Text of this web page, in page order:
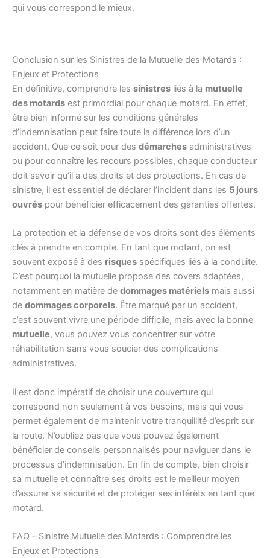
qui vous correspond le mieux.
Conclusion sur les Sinistres de la Mutuelle des Motards :
Enjeux et Protections
En définitive, comprendre les sinistres liés à la mutuelle
des motards est primordial pour chaque motard. En effet,
être bien informé sur les conditions générales
d’indemnisation peut faire toute la différence lors d’un
accident. Que ce soit pour des démarches administratives
ou pour connaître les recours possibles, chaque conducteur
doit savoir qu’il a des droits et des protections. En cas de
sinistre, il est essentiel de déclarer l’incident dans les 5 jours
ouvrés pour bénéficier efficacement des garanties offertes.
La protection et la défense de vos droits sont des éléments
clés à prendre en compte. En tant que motard, on est
souvent exposé à des risques spécifiques liés à la conduite.
C’est pourquoi la mutuelle propose des covers adaptées,
notamment en matière de dommages matériels mais aussi
de dommages corporels. Être marqué par un accident,
c’est souvent vivre une période difficile, mais avec la bonne
mutuelle, vous pouvez vous concentrer sur votre
réhabilitation sans vous soucier des complications
administratives.
Il est donc impératif de choisir une couverture qui
correspond non seulement à vos besoins, mais qui vous
permet également de maintenir votre tranquillité d’esprit sur
la route. N’oubliez pas que vous pouvez également
bénéficier de conseils personnalisés pour naviguer dans le
processus d’indemnisation. En fin de compte, bien choisir
sa mutuelle et connaître ses droits est le meilleur moyen
d’assurer sa sécurité et de protéger ses intérêts en tant que
motard.
FAQ – Sinistre Mutuelle des Motards : Comprendre les
Enjeux et Protections